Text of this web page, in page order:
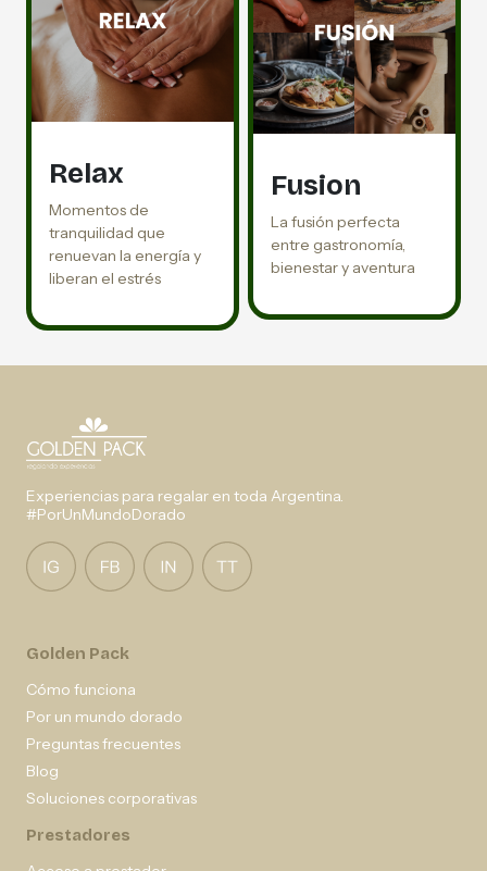
Relax
Momentos de
tranquilidad que
renuevan la energía y
liberan el estrés
Fusion
La fusión perfecta
entre gastronomía,
bienestar y aventura
Experiencias para regalar en toda Argentina.
#PorUnMundoDorado
Golden Pack
Cómo funciona
Por un mundo dorado
Preguntas frecuentes
Blog
Soluciones corporativas
Prestadores